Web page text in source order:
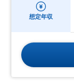
想定年収